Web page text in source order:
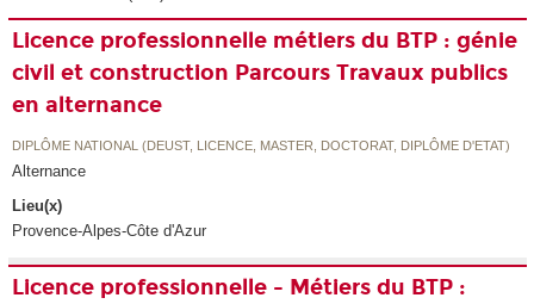
Licence professionnelle métiers du BTP : génie
civil et construction Parcours Travaux publics
en alternance
DIPLÔME NATIONAL (DEUST, LICENCE, MASTER, DOCTORAT, DIPLÔME D'ETAT)
Alternance
Lieu(x)
Provence-Alpes-Côte d'Azur
Licence professionnelle - Métiers du BTP :